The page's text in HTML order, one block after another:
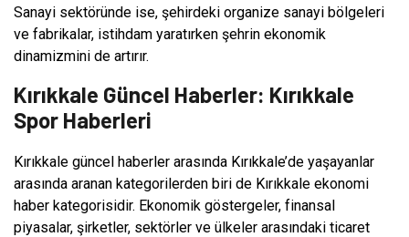
Sanayi sektöründe ise, şehirdeki organize sanayi bölgeleri
ve fabrikalar, istihdam yaratırken şehrin ekonomik
dinamizmini de artırır.
Kırıkkale Güncel Haberler: Kırıkkale
Spor Haberleri
Kırıkkale güncel haberler arasında Kırıkkale’de yaşayanlar
arasında aranan kategorilerden biri de Kırıkkale ekonomi
haber kategorisidir. Ekonomik göstergeler, finansal
piyasalar, şirketler, sektörler ve ülkeler arasındaki ticaret